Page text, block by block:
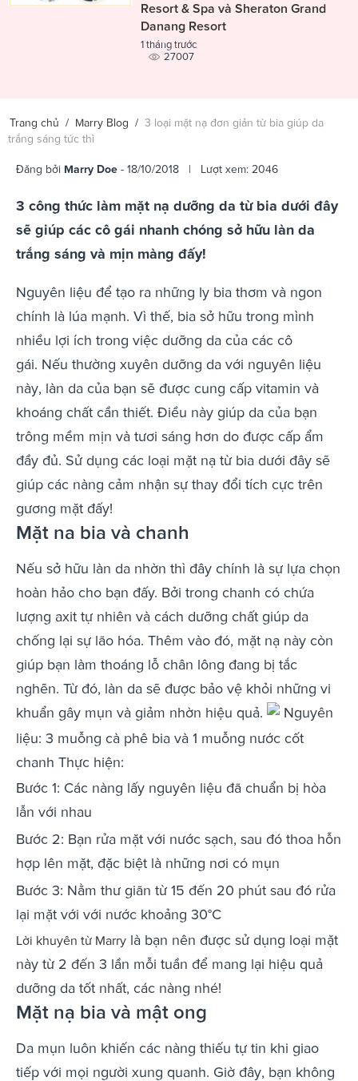
Resort & Spa và Sheraton Grand
Danang Resort
1 tháng trước
27007
Trang chủ / Marry Blog / 3 loại mặt nạ đơn giản từ bia giúp da
trắng sáng tức thì
Đăng bởi Marry Doe - 18/10/2018 | Lượt xem: 2046
3 công thức làm mặt nạ dưỡng da từ bia dưới đây
sẽ giúp các cô gái nhanh chóng sở hữu làn da
trắng sáng và mịn màng đấy!
Nguyên liệu để tạo ra những ly bia thơm và ngon
chính là lúa mạnh. Vì thế, bia sở hữu trong mình
nhiều lợi ích trong việc dưỡng da của các cô
gái. Nếu thường xuyên dưỡng da với nguyên liệu
này, làn da của bạn sẽ được cung cấp vitamin và
khoáng chất cần thiết. Điều này giúp da của bạn
trông mềm mịn và tươi sáng hơn do được cấp ẩm
đầy đủ. Sử dụng các loại mặt nạ từ bia dưới đây sẽ
giúp các nàng cảm nhận sự thay đổi tích cực trên
gương mặt đấy!
Mặt na bia và chanh
Nếu sở hữu làn da nhờn thì đây chính là sự lựa chọn
hoàn hảo cho bạn đấy. Bởi trong chanh có chứa
lượng axit tự nhiên và cách dưỡng chất giúp da
chống lại sự lão hóa. Thêm vào đó, mặt nạ này còn
giúp bạn làm thoáng lỗ chân lông đang bị tắc
nghẽn. Từ đó, làn da sẽ được bảo vệ khỏi những vi
khuẩn gây mụn và giảm nhờn hiệu quả.
Nguyên
liệu: 3 muỗng cà phê bia và 1 muỗng nước cốt
chanh Thực hiện:
Bước 1: Các nàng lấy nguyên liệu đã chuẩn bị hòa
lẫn với nhau
Bước 2: Bạn rửa mặt với nước sạch, sau đó thoa hỗn
hợp lên mặt, đặc biệt là những nơi có mụn
Bước 3: Nằm thư giãn từ 15 đến 20 phút sau đó rửa
lại mặt với với nước khoảng 30°C
Lời khuyên từ Marry là bạn nên được sử dụng loại mặt
này từ 2 đến 3 lần mỗi tuần để mang lại hiệu quả
dưỡng da tốt nhất, các nàng nhé!
Mặt nạ bia và mật ong
Da mụn luôn khiến các nàng thiếu tự tin khi giao
tiếp với mọi người xung quanh. Giờ đây, bạn không